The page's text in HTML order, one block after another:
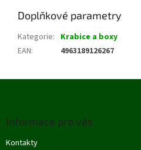
Doplňkové parametry
Kategorie: Krabice a boxy
EAN: 4963189126267
Informace pro vás
Kontakty